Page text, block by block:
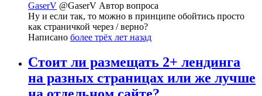
GaserV @GaserV Автор вопроса
Ну и если так, то можно в принципе обойтись просто
как страничкой через / верно?
Написано более трёх лет назад
Стоит ли размещать 2+ лендинга
на разных страницах или же лучше